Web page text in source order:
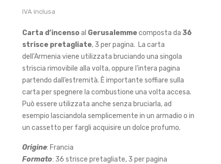
nch
ince
nso
Afri
can
so
IVA inclusa
Carta d’incensoal Gerusalemmecomposta da 36
strisce pretagliate, 3 per pagina. La carta
dell’Armenia viene utilizzata bruciando una singola
striscia rimovibile alla volta, oppure l’intera pagina
partendo dall’estremità. È importante soffiare sulla
carta per spegnere la combustione una volta accesa.
Può essere utilizzata anche senza bruciarla, ad
esempio lasciandola semplicemente in un armadio o in
un cassetto per fargli acquisire un dolce profumo.
Origine: Francia
Formato: 36 strisce pretagliate, 3 per pagina